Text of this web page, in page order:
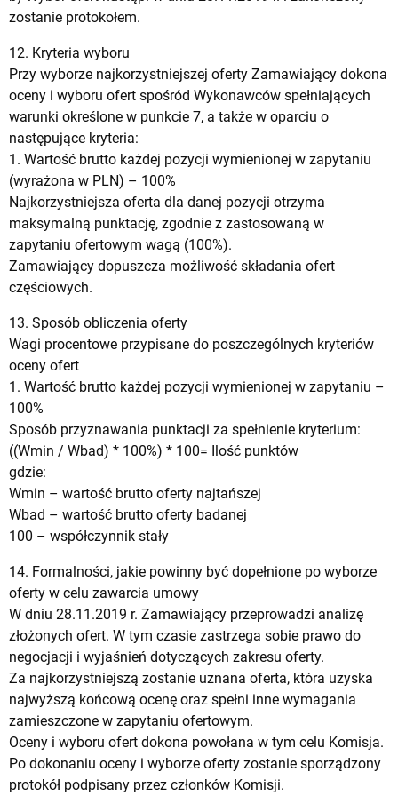
zostanie protokołem.
12. Kryteria wyboru
Przy wyborze najkorzystniejszej oferty Zamawiający dokona
oceny i wyboru ofert spośród Wykonawców spełniających
warunki określone w punkcie 7, a także w oparciu o
następujące kryteria:
1. Wartość brutto każdej pozycji wymienionej w zapytaniu
(wyrażona w PLN) – 100%
Najkorzystniejsza oferta dla danej pozycji otrzyma
maksymalną punktację, zgodnie z zastosowaną w
zapytaniu ofertowym wagą (100%).
Zamawiający dopuszcza możliwość składania ofert
częściowych.
13. Sposób obliczenia oferty
Wagi procentowe przypisane do poszczególnych kryteriów
oceny ofert
1. Wartość brutto każdej pozycji wymienionej w zapytaniu –
100%
Sposób przyznawania punktacji za spełnienie kryterium:
((Wmin / Wbad) * 100%) * 100= Ilość punktów
gdzie:
Wmin – wartość brutto oferty najtańszej
Wbad – wartość brutto oferty badanej
100 – współczynnik stały
14. Formalności, jakie powinny być dopełnione po wyborze
oferty w celu zawarcia umowy
W dniu 28.11.2019 r. Zamawiający przeprowadzi analizę
złożonych ofert. W tym czasie zastrzega sobie prawo do
negocjacji i wyjaśnień dotyczących zakresu oferty.
Za najkorzystniejszą zostanie uznana oferta, która uzyska
najwyższą końcową ocenę oraz spełni inne wymagania
zamieszczone w zapytaniu ofertowym.
Oceny i wyboru ofert dokona powołana w tym celu Komisja.
Po dokonaniu oceny i wyborze oferty zostanie sporządzony
protokół podpisany przez członków Komisji.